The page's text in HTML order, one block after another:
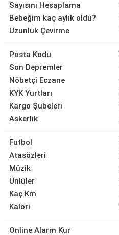
Sayısını Hesaplama
Bebeğim kaç aylık oldu?
Uzunluk Çevirme
Posta Kodu
Son Depremler
Nöbetçi Eczane
KYK Yurtları
Kargo Şubeleri
Askerlik
Futbol
Atasözleri
Müzik
Ünlüler
Kaç Km
Kalori
Online Alarm Kur